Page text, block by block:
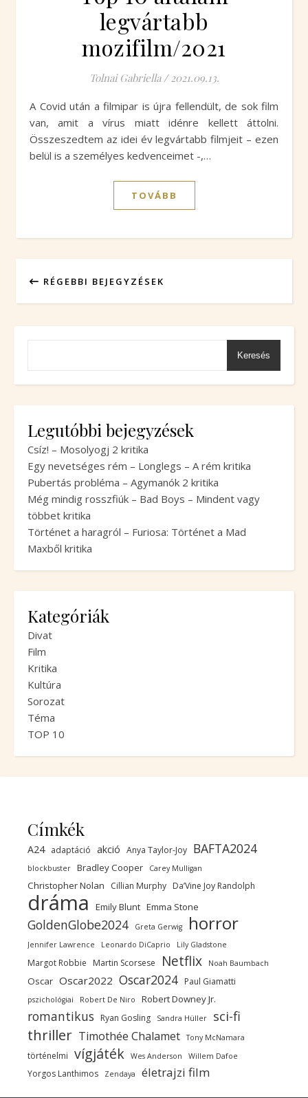
legvártabb
mozifilm/2021
Tolnai Gabriella / 2021.09.13.
A Covid után a filmipar is újra fellendült, de sok film
van, amit a vírus miatt idénre kellett áttolni.
Összeszedtem az idei év legvártabb filmjeit – ezen
belül is a személyes kedvenceimet -,…
TOVÁBB
RÉGEBBI BEJEGYZÉSEK
Keresés
Legutóbbi bejegyzések
Csíz! – Mosolyogj 2 kritika
Egy nevetséges rém – Longlegs – A rém kritika
Pubertás probléma – Agymanók 2 kritika
Még mindig rosszfiúk – Bad Boys – Mindent vagy
többet kritika
Történet a haragról – Furiosa: Történet a Mad
Maxből kritika
Kategóriák
Divat
Film
Kritika
Kultúra
Sorozat
Téma
TOP 10
Címkék
A24 adaptáció akció Anya Taylor-Joy BAFTA2024
blockbuster Bradley Cooper Carey Mulligan
Christopher Nolan Cillian Murphy Da’Vine Joy Randolph
dráma Emily Blunt Emma Stone
GoldenGlobe2024 Greta Gerwig horror
Jennifer Lawrence Leonardo DiCaprio Lily Gladstone
Margot Robbie Martin Scorsese Netflix Noah Baumbach
Oscar Oscar2022 Oscar2024 Paul Giamatti
pszichológiai Robert De Niro Robert Downey Jr.
romantikus Ryan Gosling Sandra Hüller sci-fi
thriller Timothée Chalamet Tony McNamara
történelmi vígjáték Wes Anderson Willem Dafoe
Yorgos Lanthimos Zendaya életrajzi film